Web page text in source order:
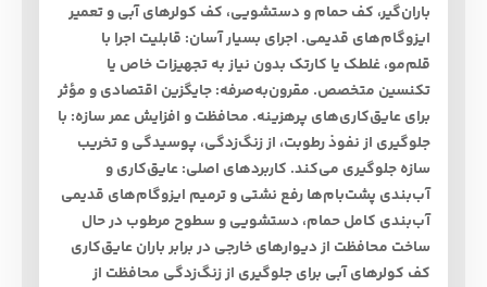
باران‌گیر، کف حمام و دستشویی، کف کولرهای آبی و تعمیر
ایزوگام‌های قدیمی. اجرای بسیار آسان: قابلیت اجرا با
قلم‌مو، غلطک یا کارتک بدون نیاز به تجهیزات خاص یا
تکنسین متخصص. مقرون‌به‌صرفه: جایگزین اقتصادی و مؤثر
برای عایق‌کاری‌های پرهزینه. محافظت و افزایش عمر سازه: با
جلوگیری از نفوذ رطوبت، از زنگ‌زدگی، پوسیدگی و تخریب
سازه جلوگیری می‌کند. کاربردهای اصلی: عایق‌کاری و
آب‌بندی پشت‌بام‌ها رفع نشتی و ترمیم ایزوگام‌های قدیمی
آب‌بندی کامل حمام، دستشویی و سطوح مرطوب در حال
ساخت محافظت از دیوارهای خارجی در برابر باران عایق‌کاری
کف کولرهای آبی برای جلوگیری از زنگ‌زدگی محافظت از